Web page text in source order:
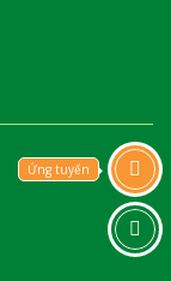
Ứng tuyển